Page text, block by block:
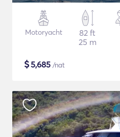
Motoryacht
82 ft
25 m
$5,685 /nat